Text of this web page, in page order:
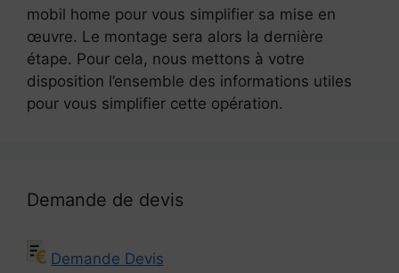
mobil home pour vous simplifier sa mise en
œuvre. Le montage sera alors la dernière
étape. Pour cela, nous mettons à votre
disposition l’ensemble des informations utiles
pour vous simplifier cette opération.
Demande de devis
Demande Devis